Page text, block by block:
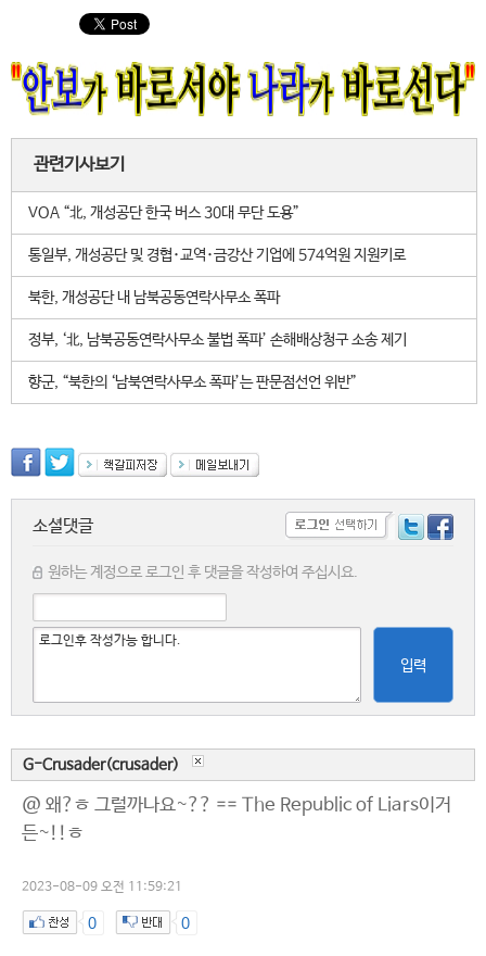
관련기사보기
VOA “北, 개성공단 한국 버스 30대 무단 도용”
통일부, 개성공단 및 경협･교역･금강산 기업에 574억원 지원키로
북한, 개성공단 내 남북공동연락사무소 폭파
정부, ‘北, 남북공동연락사무소 불법 폭파’ 손해배상청구 소송 제기
향군, “북한의 ‘남북연락사무소 폭파’는 판문점선언 위반”
소셜댓글
원하는 계정으로 로그인 후 댓글을 작성하여 주십시요.
입력
G-Crusader(crusader)
@ 왜?ㅎ 그럴까나요~?? == The Republic of Liars이거
든~!!ㅎ
2023-08-09 오전 11:59:21
0 0